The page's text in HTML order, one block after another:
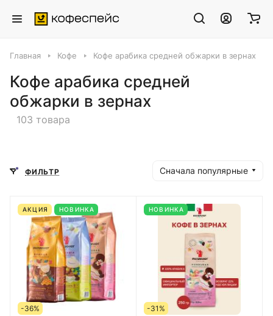
Главная Кофе Кофе арабика средней обжарки в зернах
Кофе арабика средней
обжарки в зернах
103 товара
ФИЛЬТР Сначала популярные
АКЦИЯ НОВИНКА
-36%
НОВИНКА
-31%